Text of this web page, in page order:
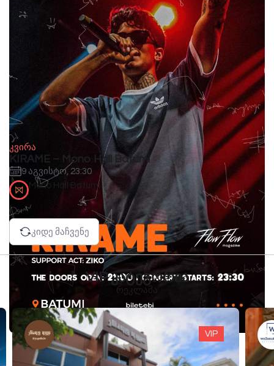
კვირა
KIRAME – Mono Hall Batumi
9 აგვისტო, 23:30
Mono Hall Batumi
კიდე მაჩვენე
VIP კატეგორია
რეკლამა
VIP